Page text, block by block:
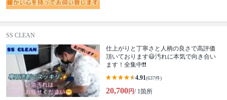
SS CLEAN
仕上がりと丁寧さと人柄の良さで高評価
頂いております😃汚れに本気で向き合い
ます！全集中❗️❗️
4.91(637件)
20,700円/ 1箇所